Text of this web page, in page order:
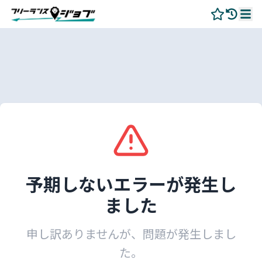
予期しないエラーが発生し
ました
申し訳ありませんが、問題が発生しまし
た。